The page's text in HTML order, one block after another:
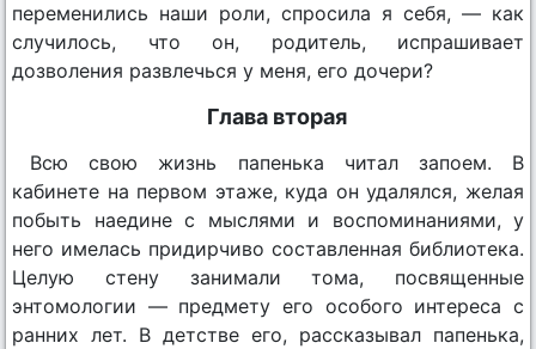
переменились наши роли, спросила я себя, — как
случилось, что он, родитель, испрашивает
дозволения развлечься у меня, его дочери?
Глава вторая
Всю свою жизнь папенька читал запоем. В
кабинете на первом этаже, куда он удалялся, желая
побыть наедине с мыслями и воспоминаниями, у
него имелась придирчиво составленная библиотека.
Целую стену занимали тома, посвященные
энтомологии — предмету его особого интереса с
ранних лет. В детстве его, рассказывал папенька,